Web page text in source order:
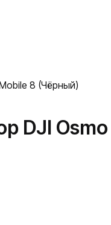
8 (Чёрный)
DJI